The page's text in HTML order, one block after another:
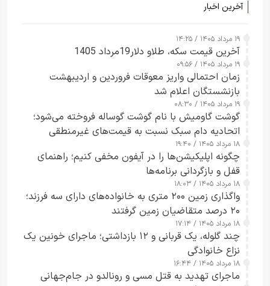
آخرین اخبار
۱۹ مرداد ۱۴۰۵ / ۱۴:۲۵
آخرین قیمت سکه، طلاو دلار19مرداد 1405
۱۹ مرداد ۱۴۰۵ / ۰۹:۵۶
زمان احتمالی واریز معوقات فروردین و اردیبهشت
بازنشستگان اعلام شد
۱۹ مرداد ۱۴۰۵ / ۰۸:۳۰
گوشت گاومیش با نام گوشت گوساله فروخته می‌شود؛
اتحادیه دام سبک نسبت به قیمت‌های غیرمنطقی
هشدار داد
۱۸ مرداد ۱۴۰۵ / ۱۹:۴۰
چگونه اپلیکیشن‌ها را در آیفون مخفی کنیم؛ راهنمای
قفل و بازگردانی برنامه‌ها
۱۸ مرداد ۱۴۰۵ / ۱۸:۰۳
واگذاری زمین ۲۰۰ متری به خانواده‌های دارای سه فرزند؛
۲۰ درصد متقاضیان زمین گرفتند
۱۸ مرداد ۱۴۰۵ / ۱۷:۱۴
چند گلوله، یک قربانی و ۱۲ بازداشتی؛ ماجرای خونین یک
نزاع خانوادگی
۱۸ مرداد ۱۴۰۵ / ۱۶:۴۴
ماجرای تهدید به قتل مسی و رونالدو در جام‌جهانی